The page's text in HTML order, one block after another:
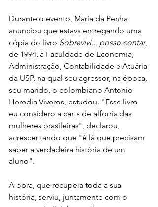
Durante o evento, Maria da Penha
anunciou que estava entregando uma
cópia do livro Sobrevivi... posso contar,
de 1994, à Faculdade de Economia,
Administração, Contabilidade e Atuária
da USP, na qual seu agressor, na época,
seu marido, o colombiano Antonio
Heredia Viveros, estudou. "Esse livro
eu considero a carta de alforria das
mulheres brasileiras", declarou,
acrescentando que "é lá que precisam
saber a verdadeira história de um
aluno".
A obra, que recupera toda a sua
história, serviu, juntamente com o